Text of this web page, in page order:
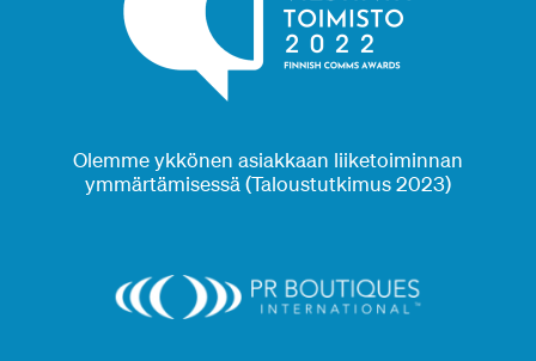
Olemme ykkönen asiakkaan liiketoiminnan
ymmärtämisessä (Taloustutkimus 2023)